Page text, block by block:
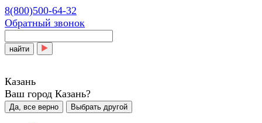
8(800)500-64-32
Обратный звонок
найти
Казань
Ваш город Казань?
Да, все верно Выбрать другой